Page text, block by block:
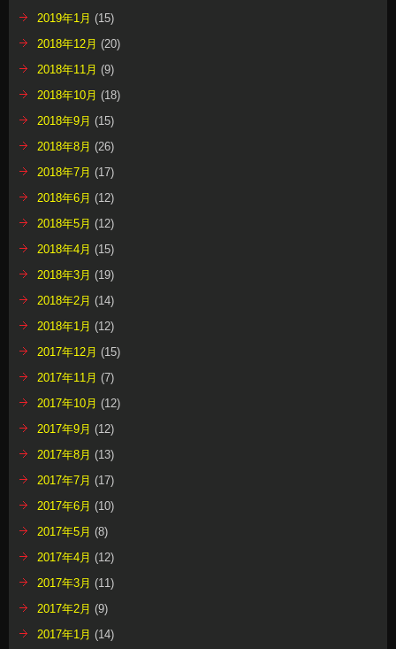
2019年1月 (15)
2018年12月 (20)
2018年11月 (9)
2018年10月 (18)
2018年9月 (15)
2018年8月 (26)
2018年7月 (17)
2018年6月 (12)
2018年5月 (12)
2018年4月 (15)
2018年3月 (19)
2018年2月 (14)
2018年1月 (12)
2017年12月 (15)
2017年11月 (7)
2017年10月 (12)
2017年9月 (12)
2017年8月 (13)
2017年7月 (17)
2017年6月 (10)
2017年5月 (8)
2017年4月 (12)
2017年3月 (11)
2017年2月 (9)
2017年1月 (14)